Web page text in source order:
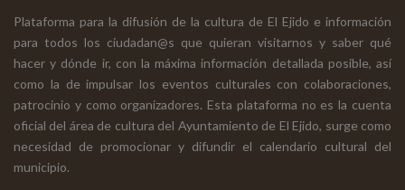
Plataforma para la difusión de la cultura de El Ejido e información
para todos los ciudadan@s que quieran visitarnos y saber qué
hacer y dónde ir, con la máxima información detallada posible, así
como la de impulsar los eventos culturales con colaboraciones,
patrocinio y como organizadores. Esta plataforma no es la cuenta
oficial del área de cultura del Ayuntamiento de El Ejido, surge como
necesidad de promocionar y difundir el calendario cultural del
municipio.